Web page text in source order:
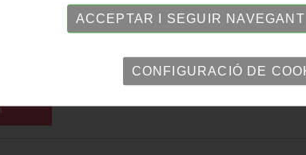
ACCEPTAR I SEGUIR NAVEGANT
CONFIGURACIÓ DE